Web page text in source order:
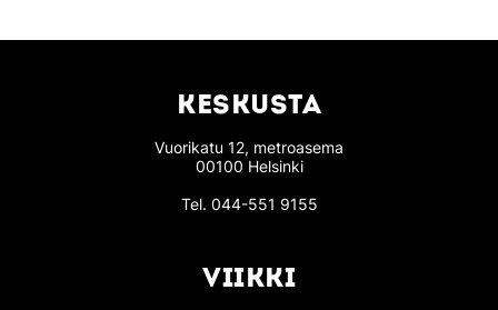
KESKUSTA
Vuorikatu 12, metroasema
00100 Helsinki
Tel. 044-551 9155
VIIKKI